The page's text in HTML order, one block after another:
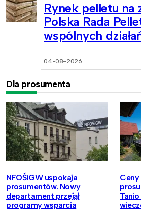
Rynek pelletu na
Polska Rada
wspólnych
04-08-2026
Dla prosumenta
NFOŚiGW uspokaja
prosumentów. Nowy
departament przejął
programy wsparcia
Ceny